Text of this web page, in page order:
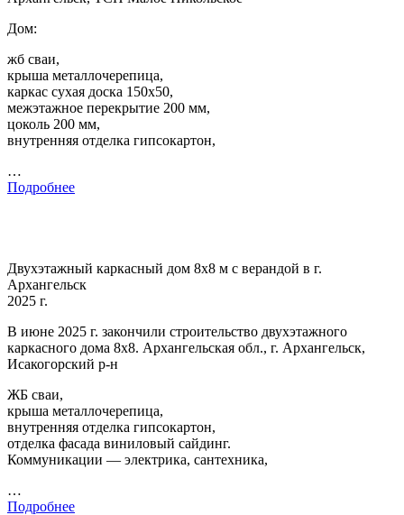
Дом:
жб сваи,
крыша металлочерепица,
каркас сухая доска 150х50,
межэтажное перекрытие 200 мм,
цоколь 200 мм,
внутренняя отделка гипсокартон,
…
Подробнее
Двухэтажный каркасный дом 8х8 м с верандой в г.
Архангельск
2025 г.
В июне 2025 г. закончили строительство двухэтажного
каркасного дома 8х8. Архангельская обл., г. Архангельск,
Исакогорский р-н
ЖБ сваи,
крыша металлочерепица,
внутренняя отделка гипсокартон,
отделка фасада виниловый сайдинг.
Коммуникации — электрика, сантехника,
…
Подробнее